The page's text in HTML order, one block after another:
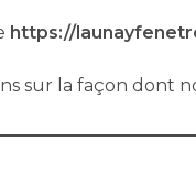
https://
sur la façon dont